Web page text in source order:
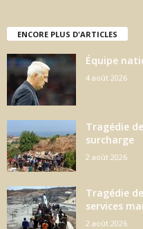
ENCORE PLUS D'ARTICLES
Équipe
4 août 2026
Tragédie
surcharge
2 août 2026
Tragédie
services
2 août 2026